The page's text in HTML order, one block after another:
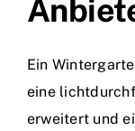
Wir über uns
Ein
eine
erweitert und